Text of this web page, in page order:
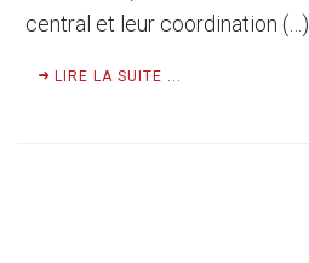
central et leur coordination (…)
LIRE LA SUITE ...